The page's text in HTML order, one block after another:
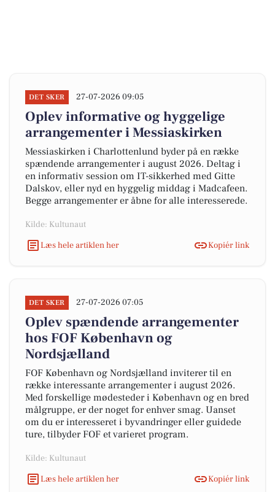
DET SKER 27-07-2026 09:05
Oplev informative og hyggelige
arrangementer i Messiaskirken
Messiaskirken i Charlottenlund byder på en række
spændende arrangementer i august 2026. Deltag i
en informativ session om IT-sikkerhed med Gitte
Dalskov, eller nyd en hyggelig middag i Madcafeen.
Begge arrangementer er åbne for alle interesserede.
Kilde: Kultunaut
Læs hele artiklen her
Kopiér link
DET SKER 27-07-2026 07:05
Oplev spændende arrangementer
hos FOF København og
Nordsjælland
FOF København og Nordsjælland inviterer til en
række interessante arrangementer i august 2026.
Med forskellige mødesteder i København og en bred
målgruppe, er der noget for enhver smag. Uanset
om du er interesseret i byvandringer eller guidede
ture, tilbyder FOF et varieret program.
Kilde: Kultunaut
Læs hele artiklen her
Kopiér link